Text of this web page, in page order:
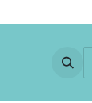
En images